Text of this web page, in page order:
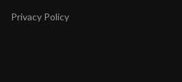
Privacy Policy